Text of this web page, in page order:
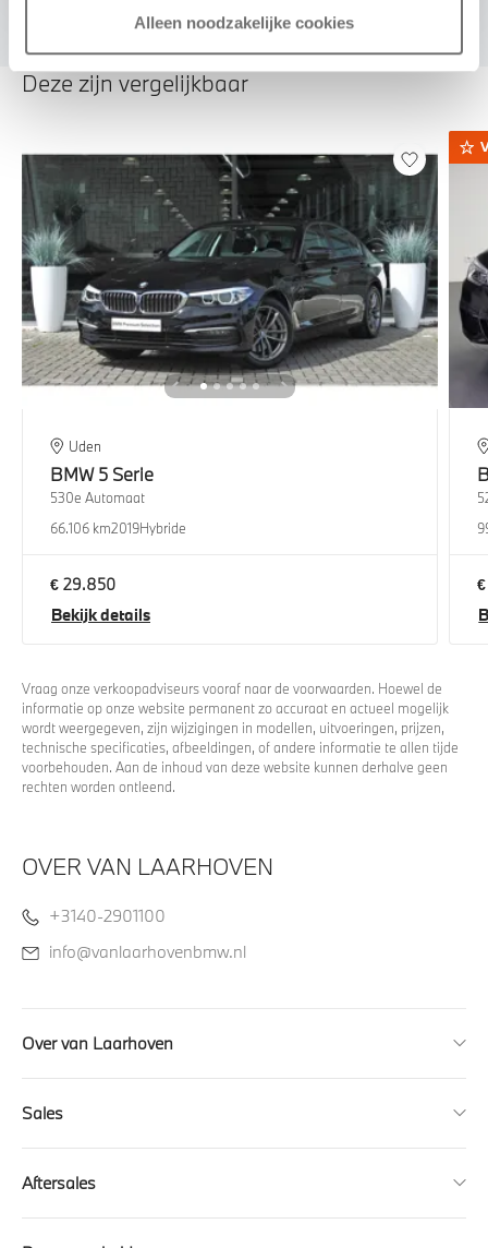
Alleen noodzakelijke cookies
Deze zijn vergelijkbaar
Uden
BMW 5 Serie
530e Automaat
66.106 km2019Hybride
€ 29.850
Bekijk details
Vraag onze verkoopadviseurs vooraf naar de voorwaarden. Hoewel de
informatie op onze website permanent zo accuraat en actueel mogelijk
wordt weergegeven, zijn wijzigingen in modellen, uitvoeringen, prijzen,
technische specificaties, afbeeldingen, of andere informatie te allen tijde
voorbehouden. Aan de inhoud van deze website kunnen derhalve geen
rechten worden ontleend.
OVER VAN LAARHOVEN
+3140-2901100
info@vanlaarhovenbmw.nl
Over van Laarhoven
Sales
Aftersales